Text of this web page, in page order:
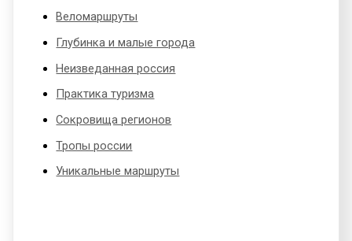
Веломаршруты
Глубинка и малые города
Неизведанная россия
Практика туризма
Сокровища регионов
Тропы россии
Уникальные маршруты